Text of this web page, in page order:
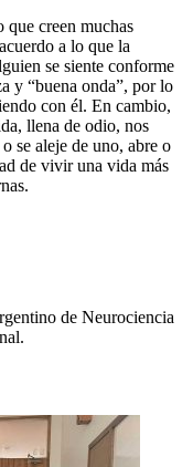
que creen muchas
a lo que la
se siente conforme
y “buena onda”, por lo
con él. En cambio,
llena de odio, nos
se aleje de uno, abre o
de vivir una vida más
de Neurociencia